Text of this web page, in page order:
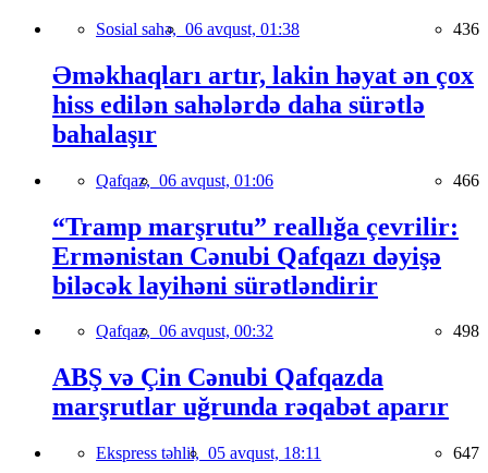
Sosial sahə, 06 avqust, 01:38 436
Əməkhaqları artır, lakin həyat ən çox
hiss edilən sahələrdə daha sürətlə
bahalaşır
Qafqaz, 06 avqust, 01:06 466
“Tramp marşrutu” reallığa çevrilir:
Ermənistan Cənubi Qafqazı dəyişə
biləcək layihəni sürətləndirir
Qafqaz, 06 avqust, 00:32 498
ABŞ və Çin Cənubi Qafqazda
marşrutlar uğrunda rəqabət aparır
Ekspress təhlil, 05 avqust, 18:11 647